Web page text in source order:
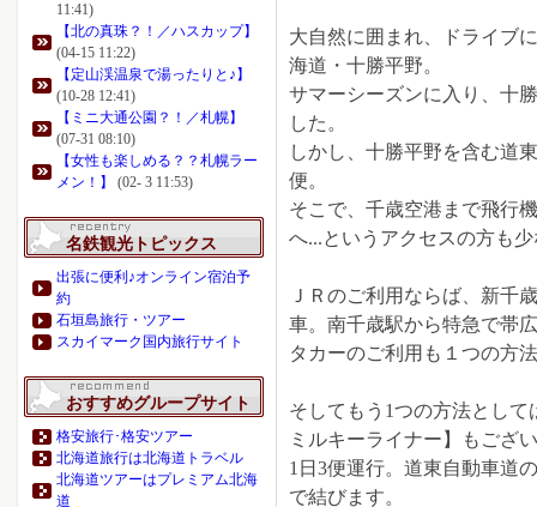
11:41)
【北の真珠？！／ハスカップ】
(04-15 11:22)
【定山渓温泉で湯ったりと♪】
(10-28 12:41)
【ミニ大通公園？！／札幌】
(07-31 08:10)
【女性も楽しめる？？札幌ラー
メン！】
(02- 3 11:53)
名鉄観光トピックス
出張に便利♪オンライン宿泊予
約
石垣島旅行・ツアー
スカイマーク国内旅行サイト
おすすめグループサイト
格安旅行･格安ツアー
北海道旅行は北海道トラベル
北海道ツアーはプレミアム北海
道
大自然に囲まれ、ドライブ
海道・十勝平野。
サマーシーズンに入り、十
した。
しかし、十勝平野を含む道
便。
そこで、千歳空港まで飛行
へ...というアクセスの方も
ＪＲのご利用ならば、新千
車。南千歳駅から特急で帯
タカーのご利用も１つの方
そしてもう1つの方法とし
ミルキーライナー】もござ
1日3便運行。道東自動車道
で結びます。